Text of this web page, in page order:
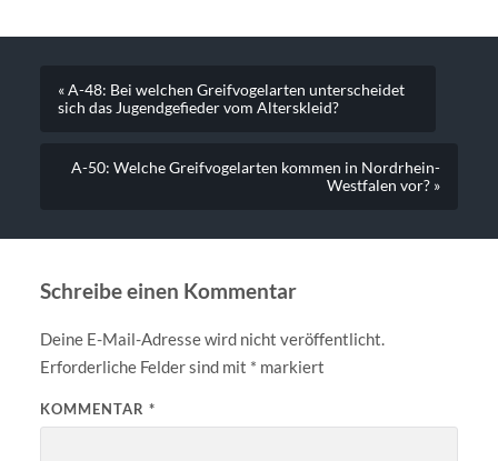
« A-48: Bei welchen Greifvogelarten unterscheidet
sich das Jugendgefieder vom Alterskleid?
A-50: Welche Greifvogelarten kommen in Nordrhein-
Westfalen vor? »
Schreibe einen Kommentar
Deine E-Mail-Adresse wird nicht veröffentlicht.
Erforderliche Felder sind mit * markiert
KOMMENTAR *